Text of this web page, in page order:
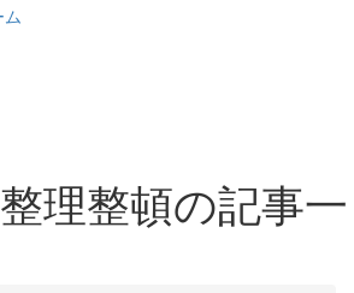
整理整頓の記事一